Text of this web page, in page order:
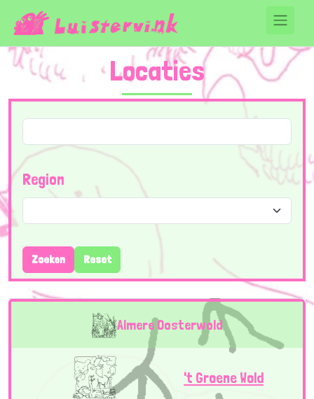
Locaties
Region
Zoeken Reset
Almere Oosterwold
't Groene Wold